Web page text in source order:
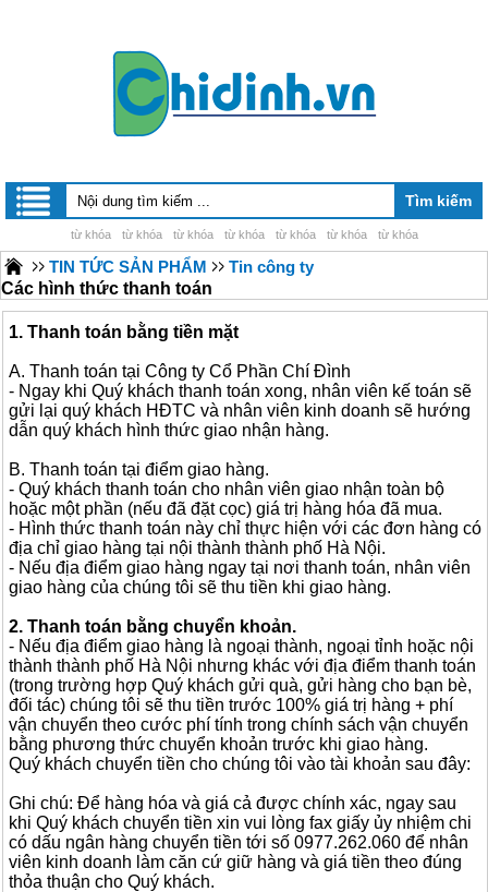
từ khóa từ khóa từ khóa từ khóa từ khóa từ khóa từ khóa
TIN TỨC SẢN PHẨM
Tin công ty
Các hình thức thanh toán
1. Thanh toán bằng tiền mặt
A. Thanh toán tại Công ty Cổ Phần Chí Đình
- Ngay khi Quý khách thanh toán xong, nhân viên kế toán sẽ
gửi lại quý khách HĐTC và nhân viên kinh doanh sẽ hướng
dẫn quý khách hình thức giao nhận hàng.
B. Thanh toán tại điểm giao hàng.
- Quý khách thanh toán cho nhân viên giao nhận toàn bộ
hoặc một phần (nếu đã đặt cọc) giá trị hàng hóa đã mua.
- Hình thức thanh toán này chỉ thực hiện với các đơn hàng có
địa chỉ giao hàng tại nội thành thành phố Hà Nội.
- Nếu địa điểm giao hàng ngay tại nơi thanh toán, nhân viên
giao hàng của chúng tôi sẽ thu tiền khi giao hàng.
2. Thanh toán bằng chuyển khoản.
- Nếu địa điểm giao hàng là ngoại thành, ngoại tỉnh hoặc nội
thành thành phố Hà Nội nhưng khác với địa điểm thanh toán
(trong trường hợp Quý khách gửi quà, gửi hàng cho bạn bè,
đối tác) chúng tôi sẽ thu tiền trước 100% giá trị hàng + phí
vận chuyển theo cước phí tính trong chính sách vận chuyển
bằng phương thức chuyển khoản trước khi giao hàng.
Quý khách chuyển tiền cho chúng tôi vào tài khoản sau đây:
Ghi chú: Để hàng hóa và giá cả được chính xác, ngay sau
khi Quý khách chuyển tiền xin vui lòng fax giấy ủy nhiệm chi
có dấu ngân hàng chuyển tiền tới số 0977.262.060 để nhân
viên kinh doanh làm căn cứ giữ hàng và giá tiền theo đúng
thỏa thuận cho Quý khách.